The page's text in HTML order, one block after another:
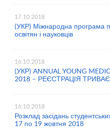
17.10.2018
(УКР) Міжнародна програма
освітян і науковців
16.10.2018
(УКР) ANNUAL YOUNG
2018 – РЕЄСТРАЦІЯ
16.10.2018
Розклад засідань
17 по 19 жовтня 2018